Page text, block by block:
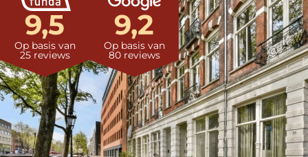
9,5
Op basis van
25 reviews
9,2
Op basis van
80 reviews